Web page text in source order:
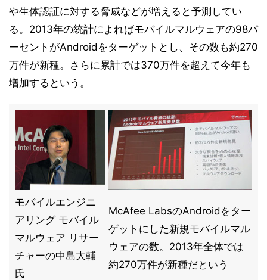
や生体認証に対する脅威などが増えると予測してい
る。2013年の統計によればモバイルマルウェアの98パ
ーセントがAndroidをターゲットとし、その数も約270
万件が新種。さらに累計では370万件を超えて今年も
増加するという。
モバイルエンジニ
アリング モバイル
マルウェア リサー
チャーの中島大輔
氏
McAfee LabsのAndroidをター
ゲットにした新規モバイルマル
ウェアの数。2013年全体では
約270万件が新種だという